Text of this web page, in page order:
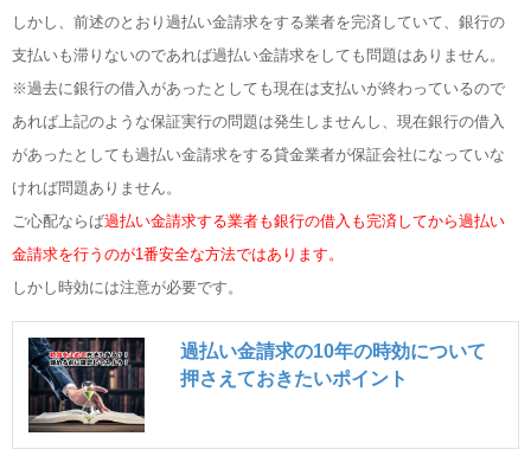
しかし、前述のとおり過払い金請求をする業者を完済していて、銀行の
支払いも滞りないのであれば過払い金請求をしても問題はありません。
※過去に銀行の借入があったとしても現在は支払いが終わっているので
あれば上記のような保証実行の問題は発生しませんし、現在銀行の借入
があったとしても過払い金請求をする貸金業者が保証会社になっていな
ければ問題ありません。
ご心配ならば過払い金請求する業者も銀行の借入も完済してから過払い
金請求を行うのが1番安全な方法ではあります。
しかし時効には注意が必要です。
過払い金請求の10年の時効について
押さえておきたいポイント